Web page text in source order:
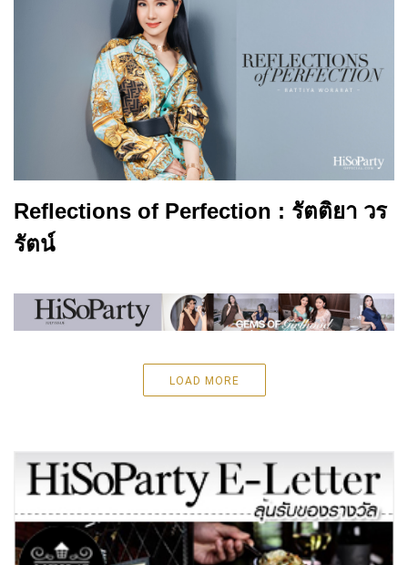
Reflections of Perfection : รัตติยา วร
รัตน์
LOAD MORE